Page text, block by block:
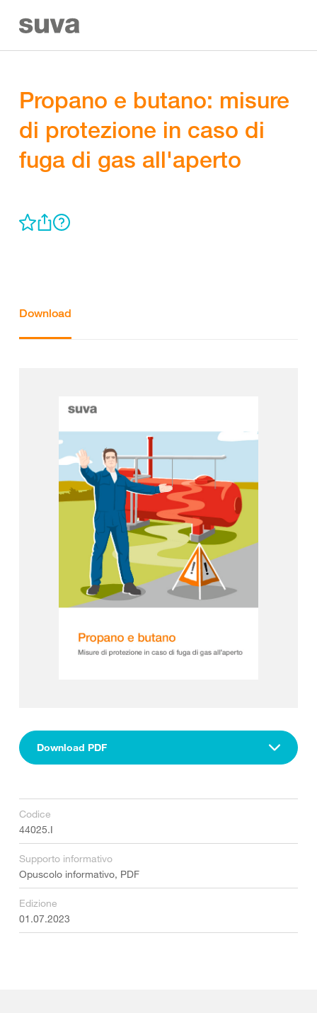
Propano e butano: misure
di protezione in caso di
fuga di gas all'aperto
Download
Download PDF
Codice
44025.I
Supporto informativo
Opuscolo informativo, PDF
Edizione
01.07.2023